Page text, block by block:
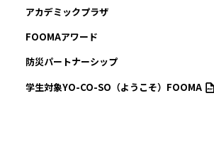
アカデミックプラザ
FOOMAアワード
防災パートナーシップ
学生対象YO-CO-SO （ようこそ）FOOMA